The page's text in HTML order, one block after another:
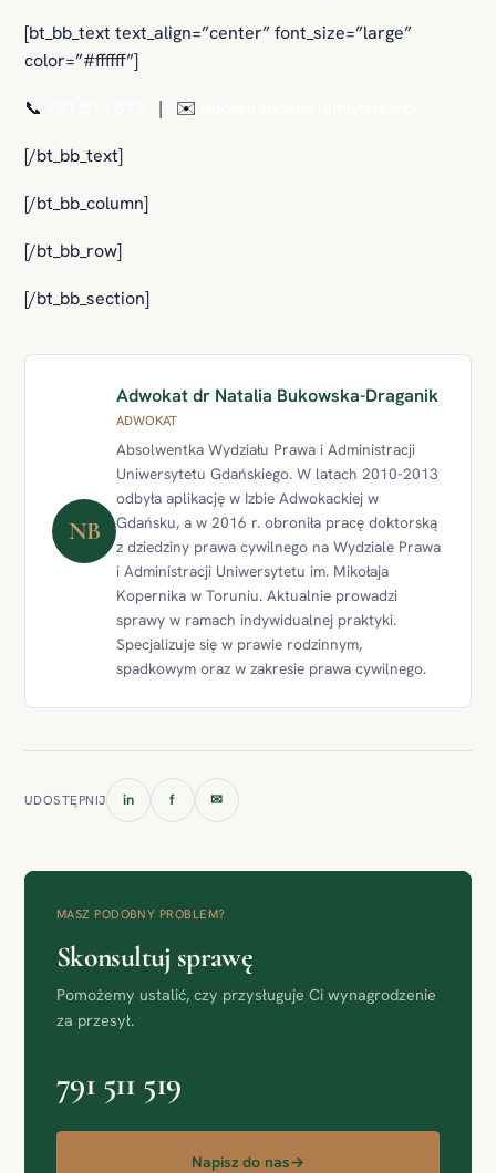
[bt_bb_text text_align=”center” font_size=”large”
color=”#ffffff”]
📞 | ✉️
[/bt_bb_text]
[/bt_bb_column]
[/bt_bb_row]
[/bt_bb_section]
NB
Adwokat dr Natalia Bukowska-Draganik
ADWOKAT
Absolwentka Wydziału Prawa i Administracji
Uniwersytetu Gdańskiego. W latach 2010-2013
odbyła aplikację w Izbie Adwokackiej w
Gdańsku, a w 2016 r. obroniła pracę doktorską
z dziedziny prawa cywilnego na Wydziale Prawa
i Administracji Uniwersytetu im. Mikołaja
Kopernika w Toruniu. Aktualnie prowadzi
sprawy w ramach indywidualnej praktyki.
Specjalizuje się w prawie rodzinnym,
spadkowym oraz w zakresie prawa cywilnego.
UDOSTĘPNIJ in f ✉
MASZ PODOBNY PROBLEM?
Skonsultuj sprawę
Pomożemy ustalić, czy przysługuje Ci wynagrodzenie
za przesył.
791 511 519
Napisz do nas→